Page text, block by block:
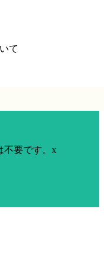
て
要です。 x